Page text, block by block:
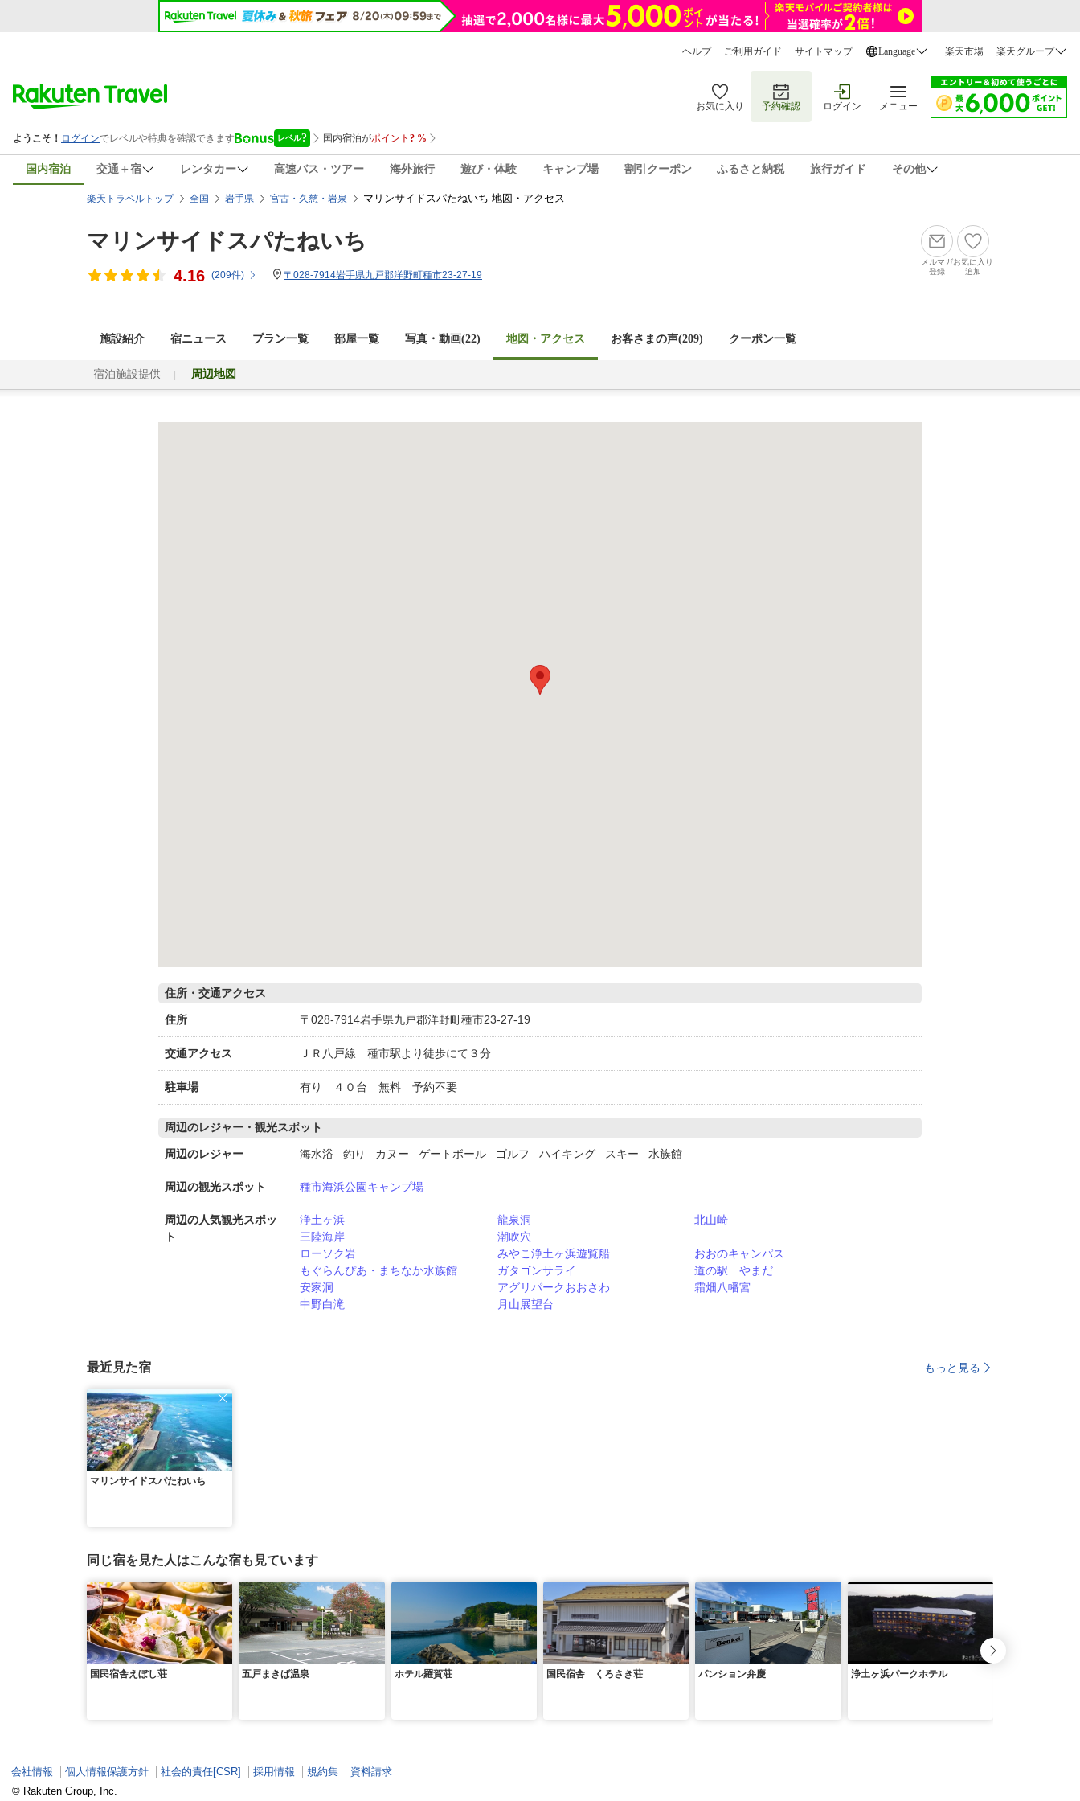
ヘルプ ご利用ガイド サイトマップ Language 楽天市場 楽天グループ
お気に入り 予約確認 ログイン メニュー
国内宿泊 交通＋宿 レンタカー 高速バス・ツアー 海外旅行 遊び・体験 キャンプ場 割引クーポン ふるさと納税 旅行ガイド その他
楽天トラベルトップ 全国 岩手県 宮古・久慈・岩泉 マリンサイドスパたねいち 地図・アクセス
マリンサイドスパたねいち
4.16 (209件) 〒028-7914岩手県九戸郡洋野町種市23-27-19
メルマガ
登録
お気に入り
追加
施設紹介 宿ニュース プラン一覧 部屋一覧 写真・動画(22) 地図・アクセス お客さまの声(209) クーポン一覧
宿泊施設提供 周辺地図
住所・交通アクセス
住所 〒028-7914岩手県九戸郡洋野町種市23-27-19
交通アクセス ＪＲ八戸線 種市駅より徒歩にて３分
駐車場 有り ４０台 無料 予約不要
周辺のレジャー・観光スポット
周辺のレジャー 海水浴 釣り カヌー ゲートボール ゴルフ ハイキング スキー 水族館
周辺の観光スポット 種市海浜公園キャンプ場
周辺の人気観光スポッ
ト
浄土ヶ浜 龍泉洞
北山崎
三陸海岸
潮吹穴
ローソク岩
みやこ浄土ヶ浜遊覧船
おおのキャンパス
もぐらんぴあ・まちなか水族館
ガタゴンサライ
道の駅 やまだ
安家洞
アグリパークおおさわ
霜畑八幡宮
中野白滝
月山展望台
最近見た宿 もっと見る
マリンサイドスパたねいち
同じ宿を見た人はこんな宿も見ています
国民宿舎えぼし荘 五戸まきば温泉 ホテル羅賀荘 国民宿舎 くろさき荘 パンション弁慶 浄土ヶ浜パークホテル
会社情報 個人情報保護方針 社会的責任[CSR] 採用情報 規約集
資料請求
© Rakuten Group, Inc.